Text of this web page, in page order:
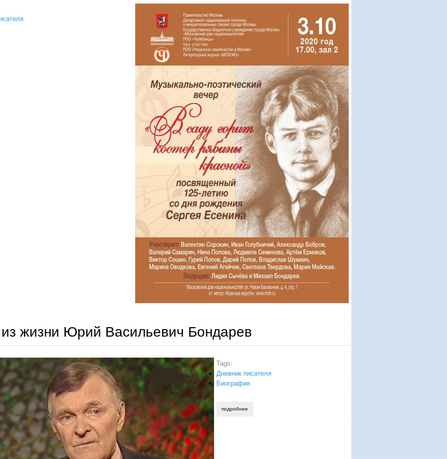
летие со дня рождения сергея есенина. литературный вечер в москве
жизни Юрий Васильевич Бондарев
Tags:
Дневник писателя
Биография
подробнее